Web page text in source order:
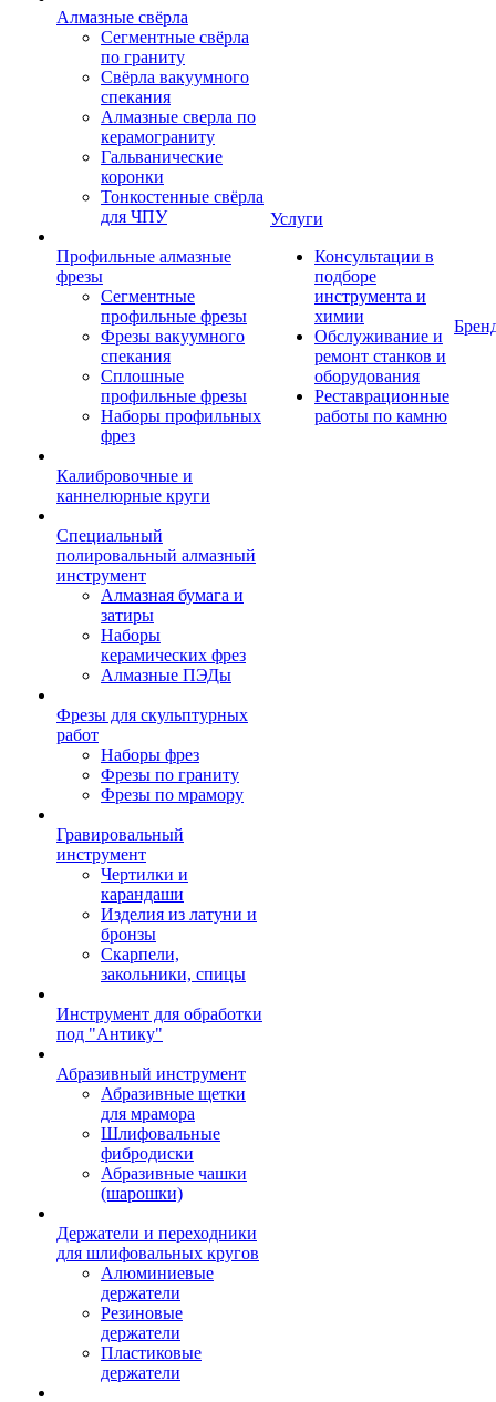
Алмазные свёрла
Сегментные свёрла
по граниту
Свёрла вакуумного
спекания
Алмазные сверла по
керамограниту
Гальванические
коронки
Тонкостенные свёрла
для ЧПУ
Профильные алмазные
фрезы
Сегментные
профильные фрезы
Фрезы вакуумного
спекания
Сплошные
профильные фрезы
Наборы профильных
фрез
Калибровочные и
каннелюрные круги
Специальный
полировальный алмазный
инструмент
Алмазная бумага и
затиры
Наборы
керамических фрез
Алмазные ПЭДы
Фрезы для скульптурных
работ
Наборы фрез
Фрезы по граниту
Фрезы по мрамору
Гравировальный
инструмент
Чертилки и
карандаши
Изделия из латуни и
бронзы
Скарпели,
закольники, спицы
Инструмент для обработки
под "Антику"
Абразивный инструмент
Абразивные щетки
для мрамора
Шлифовальные
фибродиски
Абразивные чашки
(шарошки)
Держатели и переходники
для шлифовальных кругов
Алюминиевые
держатели
Резиновые
держатели
Пластиковые
держатели
Услуги
Консультации в
подборе
инструмента и
химии
Обслуживание и
ремонт станков и
оборудования
Реставрационные
работы по камню